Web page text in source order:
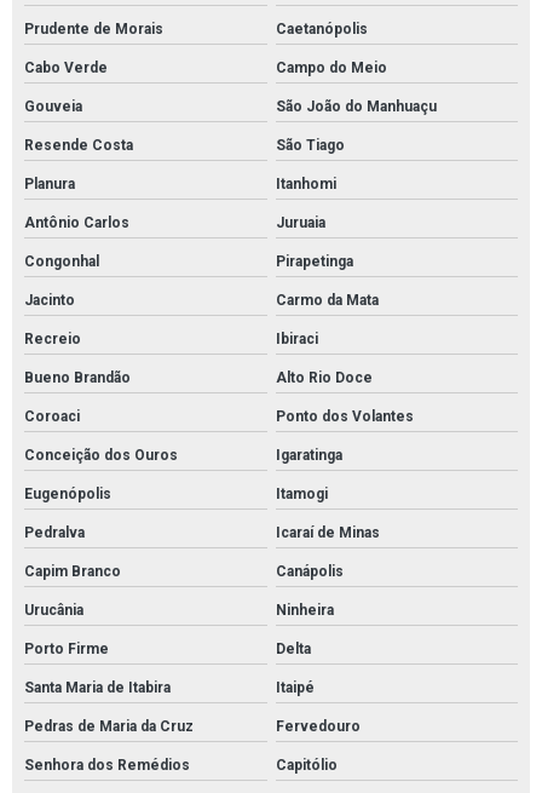
Prudente de Morais Caetanópolis
Cabo Verde Campo do Meio
Gouveia São João do Manhuaçu
Resende Costa São Tiago
Planura Itanhomi
Antônio Carlos Juruaia
Congonhal Pirapetinga
Jacinto Carmo da Mata
Recreio Ibiraci
Bueno Brandão Alto Rio Doce
Coroaci Ponto dos Volantes
Conceição dos Ouros Igaratinga
Eugenópolis Itamogi
Pedralva Icaraí de Minas
Capim Branco Canápolis
Urucânia Ninheira
Porto Firme Delta
Santa Maria de Itabira Itaipé
Pedras de Maria da Cruz Fervedouro
Senhora dos Remédios Capitólio